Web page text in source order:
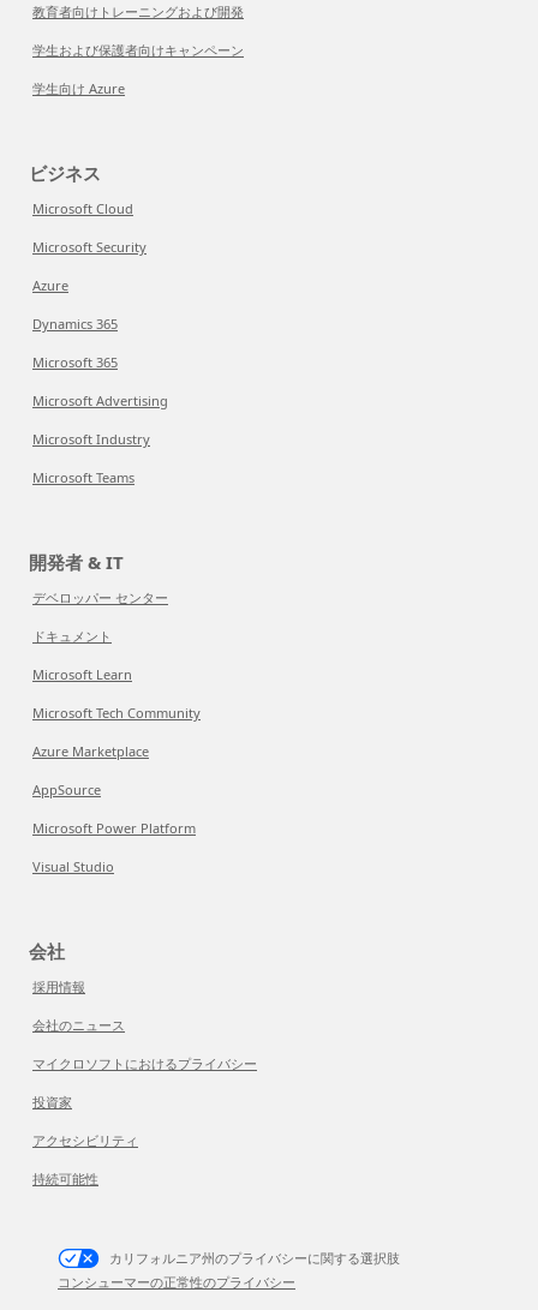
教育者向けトレーニングおよび開発
学生および保護者向けキャンペーン
学生向け Azure
ビジネス
Microsoft Cloud
Microsoft Security
Azure
Dynamics 365
Microsoft 365
Microsoft Advertising
Microsoft Industry
Microsoft Teams
開発者 & IT
デベロッパー センター
ドキュメント
Microsoft Learn
Microsoft Tech Community
Azure Marketplace
AppSource
Microsoft Power Platform
Visual Studio
会社
採用情報
会社のニュース
マイクロソフトにおけるプライバシー
投資家
アクセシビリティ
持続可能性
カリフォルニア州のプライバシーに関する選択肢
コンシューマーの正常性のプライバシー